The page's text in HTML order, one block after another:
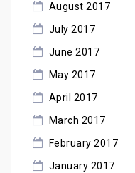
August 2017
July 2017
June 2017
May 2017
April 2017
March 2017
February 2017
January 2017